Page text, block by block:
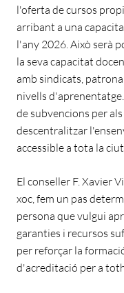
l'oferta de cursos
arribant a una
l'any 2026. Això serà
la seva capacitat
amb sindicats,
nivells
de subvencions per
descentralitzar
accessible a tota la
El conseller F. Xavier
xoc, fem un pas
persona que vulgui
garanties i recursos
per reforçar la
d'acreditació per a